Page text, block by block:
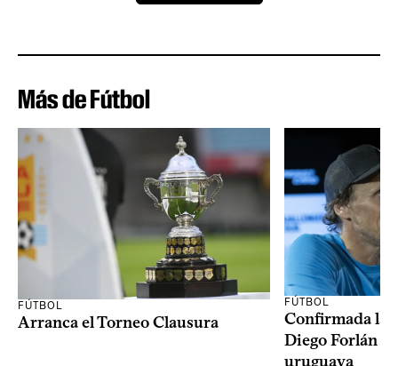
Más de Fútbol
FÚTBOL
Arranca el Torneo Clausura
FÚTBOL
Confirmada la
Diego Forlán
uruguaya